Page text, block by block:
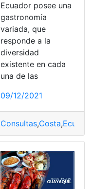
Platos Típicos,Sierra -
Ecuador posee una
gastronomía
variada, que
responde a la
diversidad
existente en cada
una de las
09/12/2021
Consultas,Costa,